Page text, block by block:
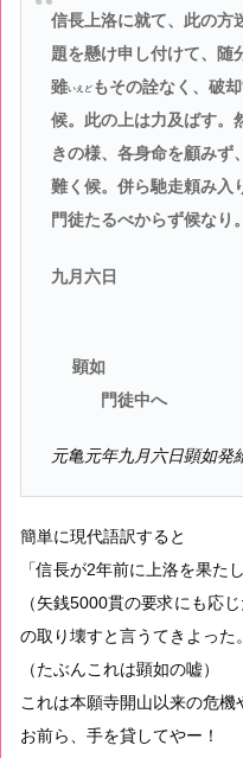
信長上洛に就て、此の方
題を懸け申し付けて、随
雖いえど もその詮なく、破
候。此の上は力及ばす。
きの様、各身命を顧みず
難く候。併ら馳走頼み入
門徒たるべからず候なり
九月六日
顕如
門徒中へ
元亀元年九月六日顕如発
簡単に現代語訳すると
「信長が2年前に上洛を果た
（矢銭5000貫の要求にも応
の取り壊すと言うてきよった。
（たぶんこれは顕如の嘘）
これは本願寺開山以来の危機
お前ら、手を貸してやー！